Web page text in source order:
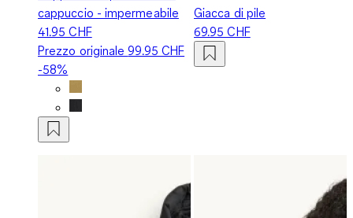
cappuccio - impermeabile
41.95 CHF
Prezzo originale99.95 CHF
-58%
Giacca di pile
69.95 CHF